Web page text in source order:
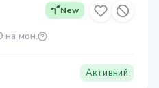
New
на мон.
Активний